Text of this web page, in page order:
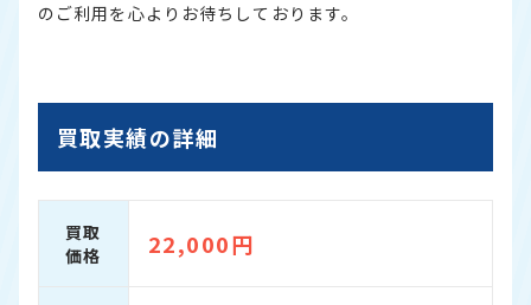
のご利用を心よりお待ちしております。
買取実績の詳細
買取
価格
22,000円